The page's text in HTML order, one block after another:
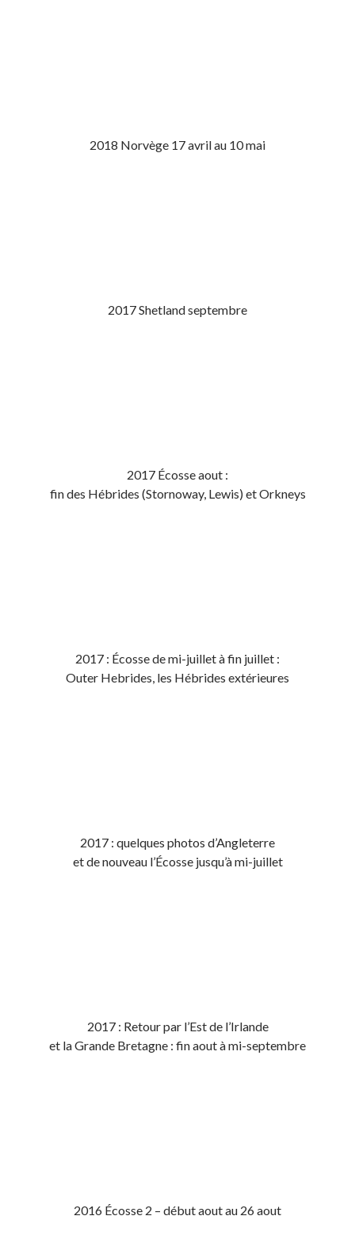
2018 Norvège 17 avril au 10 mai
2017 Shetland septembre
2017 Écosse aout :
fin des Hébrides (Stornoway, Lewis) et Orkneys
2017 : Écosse de mi-juillet à fin juillet :
Outer Hebrides, les Hébrides extérieures
2017 : quelques photos d’Angleterre
et de nouveau l’Écosse jusqu’à mi-juillet
2017 : Retour par l’Est de l’Irlande
et la Grande Bretagne : fin aout à mi-septembre
2016 Écosse 2 – début aout au 26 aout